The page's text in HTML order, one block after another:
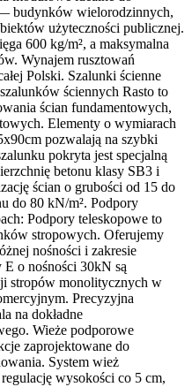
budynków wielorodzinnych,
użyteczności publicznej.
600 kg/m², a maksymalna
Wynajem rusztowań
Polski. Szalunki ścienne
ściennych Rasto to
ścian fundamentowych,
Elementy o wymiarach
pozwalają na szybki
pokryta jest specjalną
betonu klasy SB3 i
ścian o grubości od 15 do
do 80 kN/m². Podpory
Podpory teleskopowe to
stropowych. Oferujemy
nośności i zakresie
o nośności 30kN są
stropów monolitycznych w
Precyzyjna
na dokładne
Wieże podporowe
zaprojektowane do
System wież
wysokości co 5 cm,